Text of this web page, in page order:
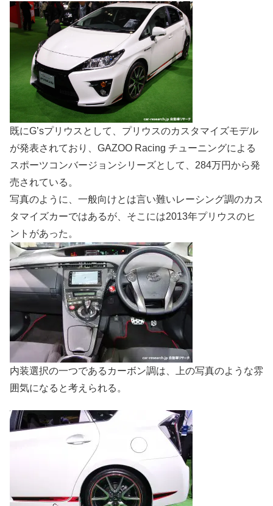
既にG’sプリウスとして、プリウスのカスタマイズモデル
が発表されており、GAZOO Racing チューニングによる
スポーツコンバージョンシリーズとして、284万円から発
売されている。
写真のように、一般向けとは言い難いレーシング調のカス
タマイズカーではあるが、そこには2013年プリウスのヒ
ントがあった。
内装選択の一つであるカーボン調は、上の写真のような雰
囲気になると考えられる。